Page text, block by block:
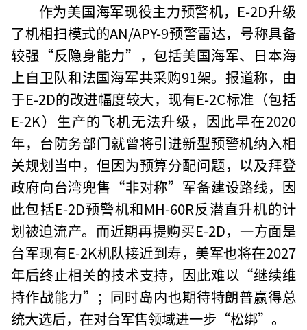
作为美国海军现役主力预警机，E-2D升级
了机相扫模式的AN/APY-9预警雷达，号称具备
较强“反隐身能力”，包括美国海军、日本海
上自卫队和法国海军共采购91架。报道称，由
于E-2D的改进幅度较大，现有E-2C标准（包括
E-2K）生产的飞机无法升级，因此早在2020
年，台防务部门就曾将引进新型预警机纳入相
关规划当中，但因为预算分配问题，以及拜登
政府向台湾兜售“非对称”军备建设路线，因
此包括E-2D预警机和MH-60R反潜直升机的计
划被迫流产。而近期再提购买E-2D，一方面是
台军现有E-2K机队接近到寿，美军也将在2027
年后终止相关的技术支持，因此难以“继续维
持作战能力”；同时岛内也期待特朗普赢得总
统大选后，在对台军售领域进一步“松绑”。